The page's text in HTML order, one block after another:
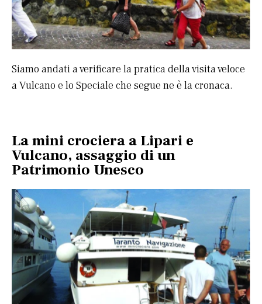
Siamo andati a verificare la pratica della visita veloce
a Vulcano e lo Speciale che segue ne è la cronaca.
La mini crociera a Lipari e
Vulcano, assaggio di un
Patrimonio Unesco